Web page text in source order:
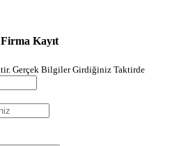
Kayıt
Gerçek Bilgiler Girdiğiniz Taktirde